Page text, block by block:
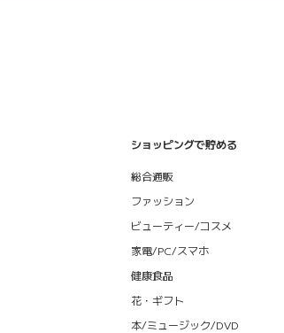
ショッピングで貯める
総合通販
ファッション
ビューティー/コスメ
家電/PC/スマホ
健康食品
花・ギフト
本/ミュージック/DVD